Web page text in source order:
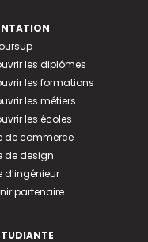
les diplômes
les formations
les métiers
les écoles
de commerce
de design
d’ingénieur
partenaire